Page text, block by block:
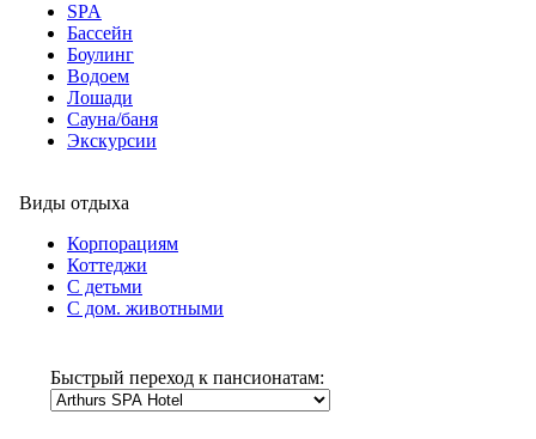
SPA
Бассейн
Боулинг
Водоем
Лошади
Сауна/баня
Экскурсии
Виды отдыха
Корпорациям
Коттеджи
С детьми
С дом. животными
Быстрый переход к пансионатам: